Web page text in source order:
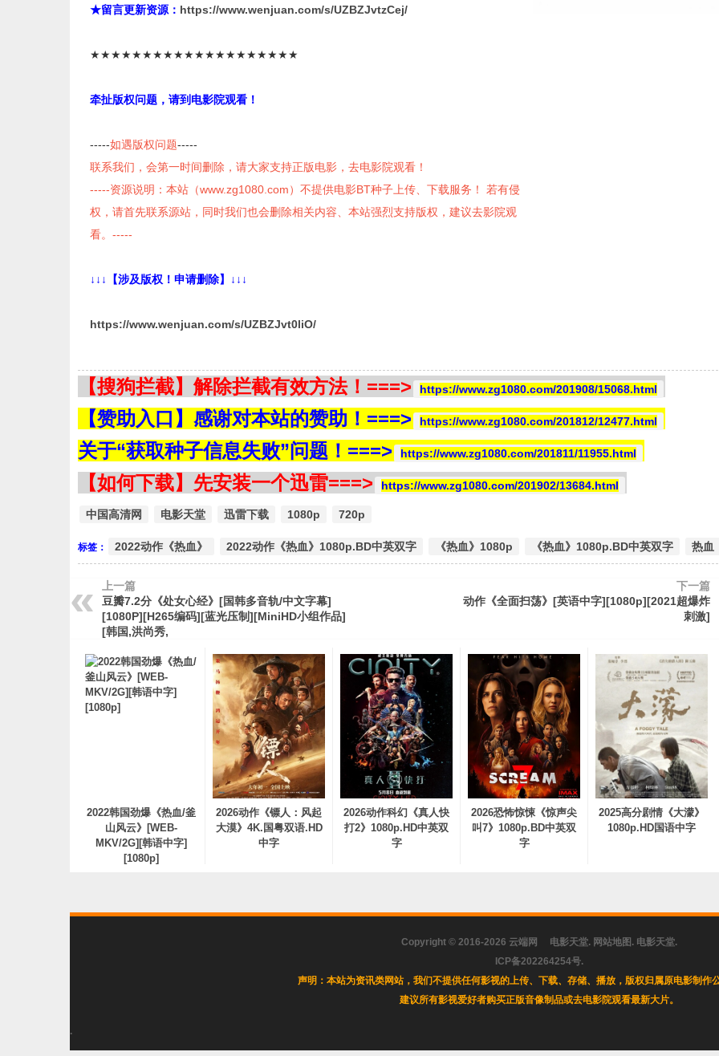
★留言更新资源： https://www.wenjuan.com/s/UZBZJvtzCej/
★★★★★★★★★★★★★★★★★★★★
牵扯版权问题，请到电影院观看！
-----如遇版权问题-----
联系我们，会第一时间删除，请大家支持正版电影，去电影院观看！
-----资源说明：本站（www.zg1080.com）不提供电影BT种子上传、下载服务！ 若有侵
权，请首先联系源站，同时我们也会删除相关内容、本站强烈支持版权，建议去影院观
看。-----
↓↓↓【涉及版权！申请删除】↓↓↓
https://www.wenjuan.com/s/UZBZJvt0liO/
【搜狗拦截】解除拦截有效方法！===> https://www.zg1080.com/201908/15068.html
【赞助入口】感谢对本站的赞助！===> https://www.zg1080.com/201812/12477.html
关于“获取种子信息失败”问题！===> https://www.zg1080.com/201811/11955.html
【如何下载】先安装一个迅雷===> https://www.zg1080.com/201902/13684.html
中国高清网 电影天堂 迅雷下载 1080p 720p
标签： 2022动作《热血》 2022动作《热血》1080p.BD中英双字 《热血》1080p 《热血》1080p.BD中英双字 热血
上一篇
豆瓣7.2分《处女心经》[国韩多音轨/中文字幕]
[1080P][H265编码][蓝光压制][MiniHD小组作品]
[韩国,洪尚秀,
下一篇
动作《全面扫荡》[英语中字][1080p][2021超爆炸
刺激]
2022韩国劲爆《热血/釜
山风云》[WEB-
MKV/2G][韩语中字]
[1080p]
2026动作《镖人：风起
大漠》4K.国粤双语.HD
中字
2026动作科幻《真人快
打2》1080p.HD中英双
字
2026恐怖惊悚《惊声尖
叫7》1080p.BD中英双
字
2025高分剧情《大濛》
1080p.HD国语中字
Copyright © 2016-2026 云端网 电影天堂. 网站地图 . 电影天堂.
ICP备202264254号.
声明：本站为资讯类网站，我们不提供任何影视的上传、下载、存储、播放，版权归属原电影制作
建议所有影视爱好者购买正版音像制品或去电影院观看最新大片。
.